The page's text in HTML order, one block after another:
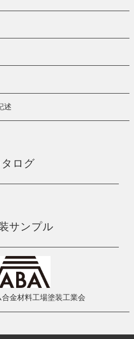
述
ログ
サンプル
金材料工場塗装工業会